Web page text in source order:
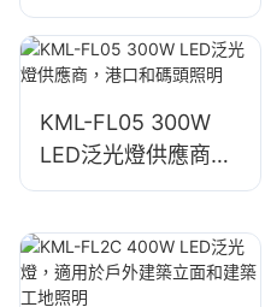
適用於工業廠房、廣
告看板和大型標誌照
明。
KML-FL05 300W
LED泛光燈供應商，
港口和碼頭照明